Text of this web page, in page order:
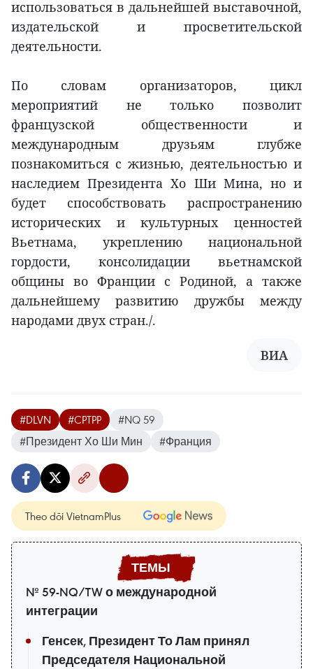
использоваться в дальнейшей выставочной,
издательской и просветительской
деятельности.
По словам организаторов, цикл
мероприятий не только позволит
французской общественности и
международным друзьям глубже
познакомиться с жизнью, деятельностью и
наследием Президента Хо Ши Мина, но и
будет способствовать распространению
исторических и культурных ценностей
Вьетнама, укреплению национальной
гордости, консолидации вьетнамской
общины во Франции с Родиной, а также
дальнейшему развитию дружбы между
народами двух стран./.
ВИА
#DLVN #CPTPP
#NQ 59
#Президент Хо Ши Мин
#Франция
Theo dõi VietnamPlus
№ 59-NQ/TW о международной
интеграции
Генсек, Президент То Лам принял
Председателя Национальной